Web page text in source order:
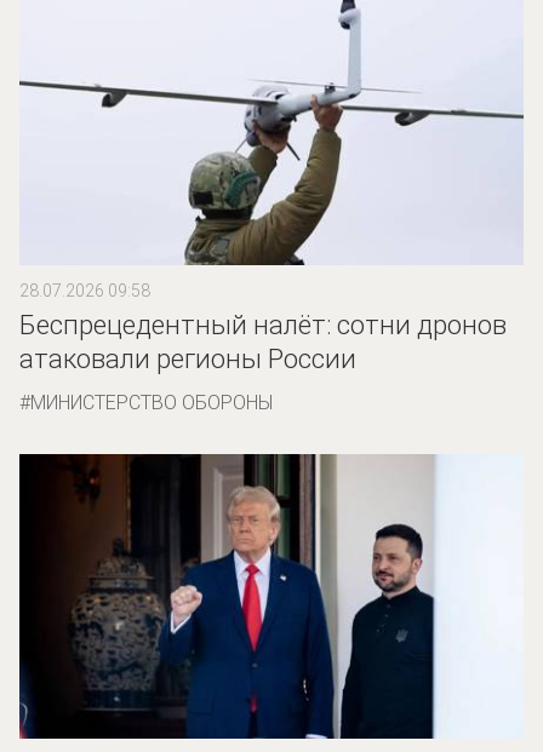
28.07.2026 09:58
Беспрецедентный налёт: сотни дронов
атаковали регионы России
МИНИСТЕРСТВО ОБОРОНЫ